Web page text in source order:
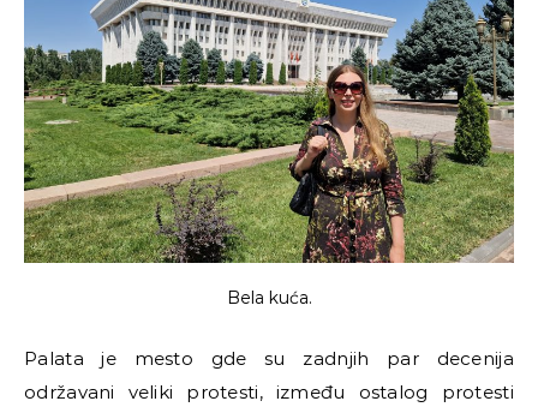
Bela kuća.
Palata je mesto gde su zadnjih par decenija
održavani veliki protesti, između ostalog protesti